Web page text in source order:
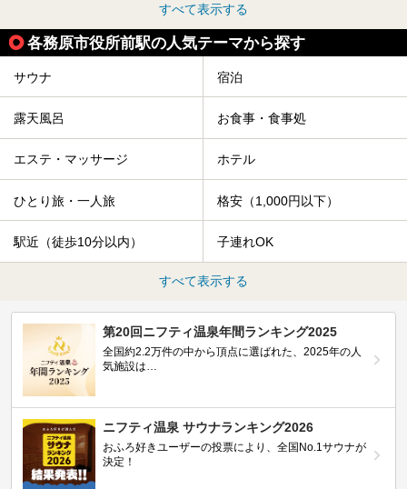
すべて表示する
各務原市役所前駅の人気テーマから探す
サウナ 宿泊
露天風呂 お食事・食事処
エステ・マッサージ ホテル
ひとり旅・一人旅 格安（1,000円以下）
駅近（徒歩10分以内） 子連れOK
すべて表示する
第20回ニフティ温泉年間ランキング2025
全国約2.2万件の中から頂点に選ばれた、2025年の人
気施設は…
ニフティ温泉 サウナランキング2026
おふろ好きユーザーの投票により、全国No.1サウナが
決定！